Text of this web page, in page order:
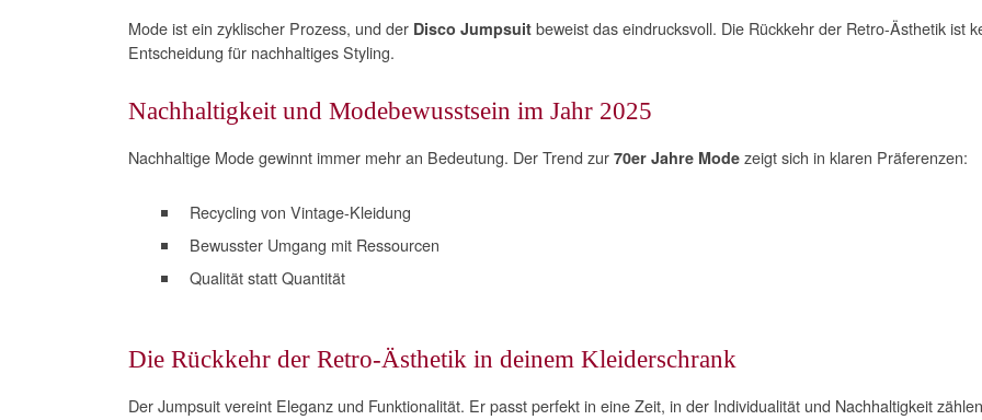
Mode ist ein zyklischer Prozess, und der Disco Jumpsuit beweist das eindrucksvoll. Die Rückkehr der Retro-Ästhetik ist
Entscheidung für nachhaltiges Styling.
Nachhaltigkeit und Modebewusstsein im Jahr 2025
Nachhaltige Mode gewinnt immer mehr an Bedeutung. Der Trend zur 70er Jahre Mode zeigt sich in klaren Präferenzen:
Recycling von Vintage-Kleidung
Bewusster Umgang mit Ressourcen
Qualität statt Quantität
Die Rückkehr der Retro-Ästhetik in deinem Kleiderschrank
Der Jumpsuit vereint Eleganz und Funktionalität. Er passt perfekt in eine Zeit, in der Individualität und Nachhaltigkeit